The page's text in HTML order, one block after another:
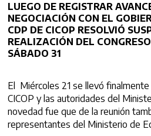
LUEGO DE REGISTRAR
NEGOCIACIÓN CON EL
CDP DE CICOP RESOLVIÓ
REALIZACIÓN DEL
SÁBADO 31
El Miércoles 21 se llevó
CICOP y las autoridades del
novedad fue que de la reunión
representantes del Ministerio de